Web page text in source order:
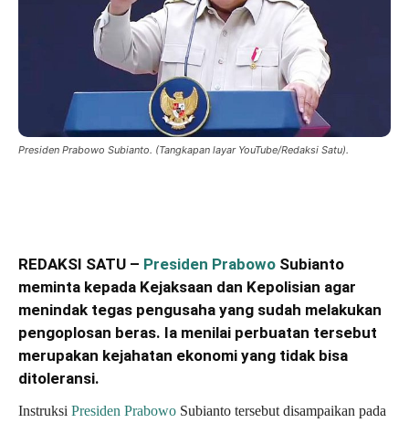
Presiden Prabowo Subianto. (Tangkapan layar YouTube/Redaksi Satu).
REDAKSI SATU – Presiden Prabowo Subianto
meminta kepada Kejaksaan dan Kepolisian agar
menindak tegas pengusaha yang sudah melakukan
pengoplosan beras. Ia menilai perbuatan tersebut
merupakan kejahatan ekonomi yang tidak bisa
ditoleransi.
Instruksi Presiden Prabowo Subianto tersebut disampaikan pada